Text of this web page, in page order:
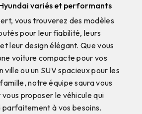
variés et performants
vous trouverez des modèles
pour leur fiabilité, leurs
leur design élégant. Que vous
voiture compacte pour vos
ville ou un SUV spacieux pour les
notre équipe saura vous
proposer le véhicule qui
à vos besoins.